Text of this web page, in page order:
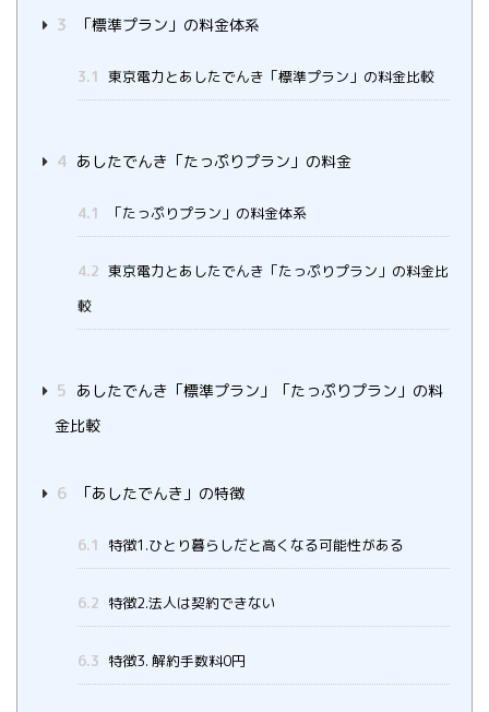
3 「標準プラン」の料金体系
3.1 東京電力とあしたでんき「標準プラン」の料金比較
4 あしたでんき「たっぷりプラン」の料金
4.1 「たっぷりプラン」の料金体系
4.2 東京電力とあしたでんき「たっぷりプラン」の料金比
較
5 あしたでんき「標準プラン」「たっぷりプラン」の料
金比較
6 「あしたでんき」の特徴
6.1 特徴1.ひとり暮らしだと高くなる可能性がある
6.2 特徴2.法人は契約できない
6.3 特徴3. 解約手数料0円